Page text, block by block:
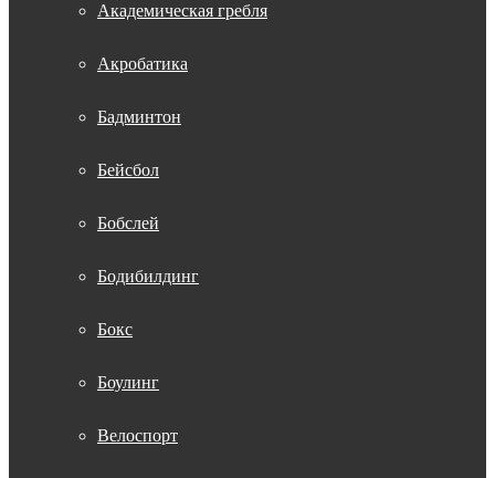
Академическая гребля
Акробатика
Бадминтон
Бейсбол
Бобслей
Бодибилдинг
Бокс
Боулинг
Велоспорт